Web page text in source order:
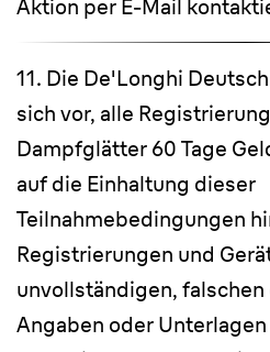
Aktion per E-Mail
11. Die De'Longhi
sich vor, alle
Dampfglätter 60 Tage
auf die Einhaltung dieser
Teilnahmebedingungen
Registrierungen und
unvollständigen,
Angaben oder